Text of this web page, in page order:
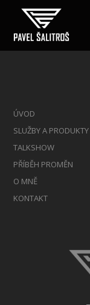
ÚVOD
SLUŽBY A PRODUKTY
TALKSHOW
PŘÍBĚH PROMĚN
O MNĚ
KONTAKT